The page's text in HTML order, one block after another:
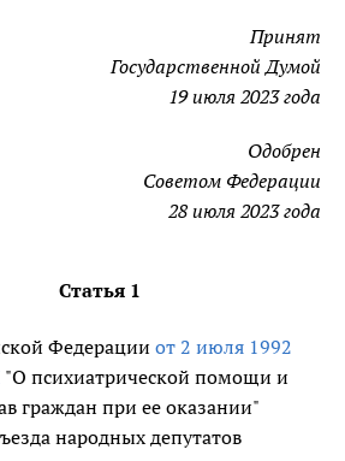
Принят
Государственной Думой
19 июля 2023 года
Одобрен
Советом Федерации
28 июля 2023 года
Статья 1
Федерации от 2 июля 1992
"О психиатрической помощи и
граждан при ее оказании"
народных депутатов